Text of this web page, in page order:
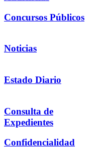
Concursos Públicos
Noticias
Estado Diario
Consulta de
Expedientes
Confidencialidad